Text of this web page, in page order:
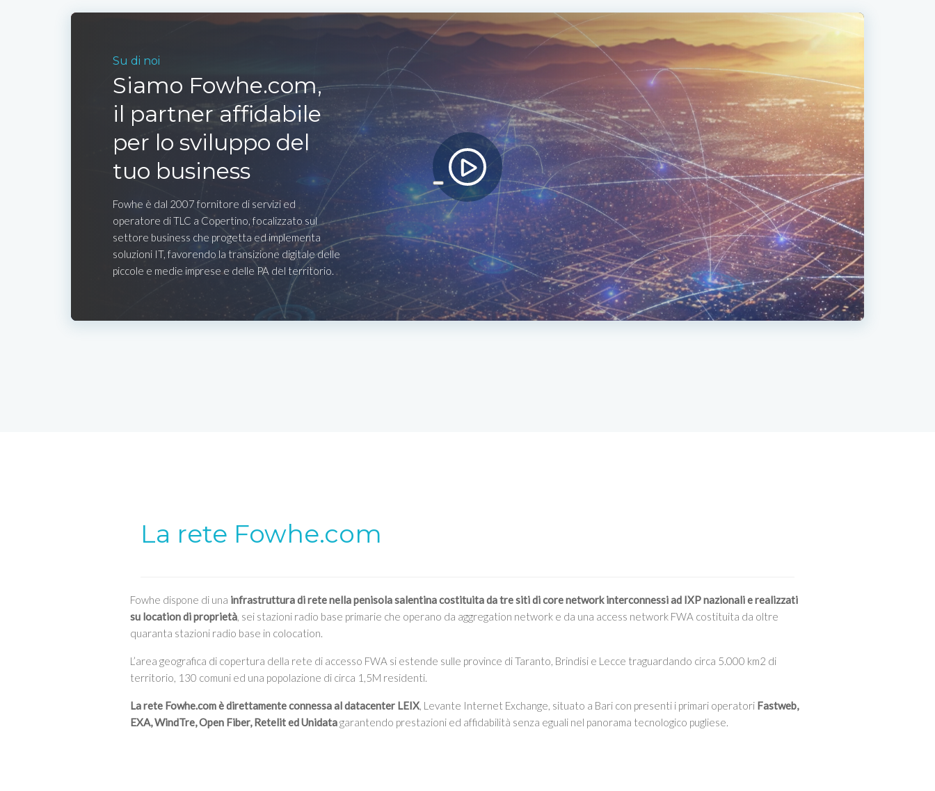
Su di noi
Siamo Fowhe.com,
il partner affidabile
per lo sviluppo del
tuo business
Fowhe è dal 2007 fornitore di servizi ed
operatore di TLC a Copertino, focalizzato sul
settore business che progetta ed implementa
soluzioni IT, favorendo la transizione digitale delle
piccole e medie imprese e delle PA del territorio.
La rete Fowhe.com
Fowhe dispone di una infrastruttura di rete nella penisola salentina costituita da tre siti di core network interconnessi ad IXP nazionali e realizzati
su location di proprietà, sei stazioni radio base primarie che operano da aggregation network e da una access network FWA costituita da oltre
quaranta stazioni radio base in colocation.
L’area geografica di copertura della rete di accesso FWA si estende sulle province di Taranto, Brindisi e Lecce traguardando circa 5.000 km2 di
territorio, 130 comuni ed una popolazione di circa 1,5M residenti.
La rete Fowhe.com è direttamente connessa al datacenter LEIX, Levante Internet Exchange, situato a Bari con presenti i primari operatori Fastweb,
EXA, WindTre, Open Fiber, Retelit ed Unidatagarantendo prestazioni ed affidabilità senza eguali nel panorama tecnologico pugliese.